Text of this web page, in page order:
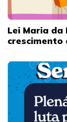
Lei Maria da
crescimento